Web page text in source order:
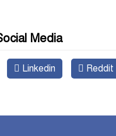
Media
Linkedin Reddit